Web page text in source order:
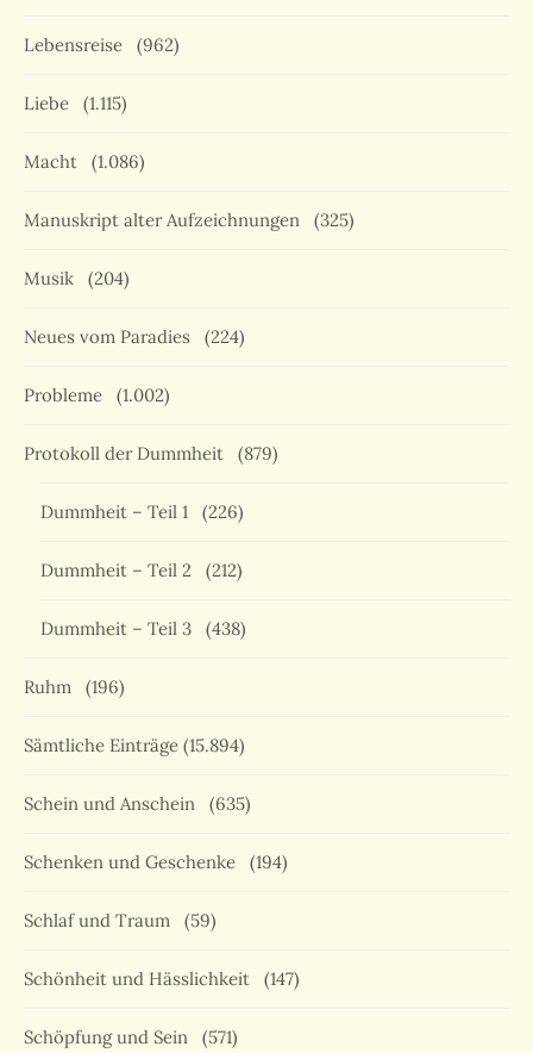
Lebensreise (962)
Liebe (1.115)
Macht (1.086)
Manuskript alter Aufzeichnungen (325)
Musik (204)
Neues vom Paradies (224)
Probleme (1.002)
Protokoll der Dummheit (879)
Dummheit – Teil 1 (226)
Dummheit – Teil 2 (212)
Dummheit – Teil 3 (438)
Ruhm (196)
Sämtliche Einträge (15.894)
Schein und Anschein (635)
Schenken und Geschenke (194)
Schlaf und Traum (59)
Schönheit und Hässlichkeit (147)
Schöpfung und Sein (571)